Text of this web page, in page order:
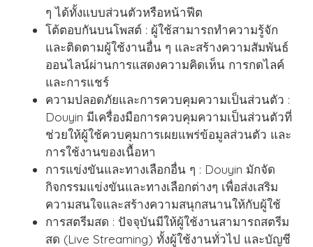
ๆ ได้ทั้งแบบส่วนตัวหรือหน้าฟีต
โต้ตอบกันบนโพสต์ : ผู้ใช้สามารถทำความรู้จัก
และติดตามผู้ใช้งานอื่น ๆ และสร้างความสัมพันธ์
ออนไลน์ผ่านการแสดงความคิดเห็น การกดไลค์
และการแชร์
ความปลอดภัยและการควบคุมความเป็นส่วนตัว :
Douyin มีเครื่องมือการควบคุมความเป็นส่วนตัวที่
ช่วยให้ผู้ใช้ควบคุมการเผยแพร่ข้อมูลส่วนตัว และ
การใช้งานของเนื้อหา
การแข่งขันและทางเลือกอื่น ๆ : Douyin มักจัด
กิจกรรมแข่งขันและทางเลือกต่างๆ เพื่อส่งเสริม
ความสนใจและสร้างความสนุกสนานให้กับผู้ใช้
การสตรีมสด : ปัจจุบันมีให้ผู้ใช้งานสามารถสตรีม
สด (Live Streaming) ทั้งผู้ใช้งานทั่วไป และบัญชี